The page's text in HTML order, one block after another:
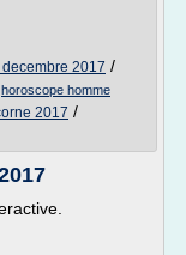
2017 /
horoscope homme
2017 /